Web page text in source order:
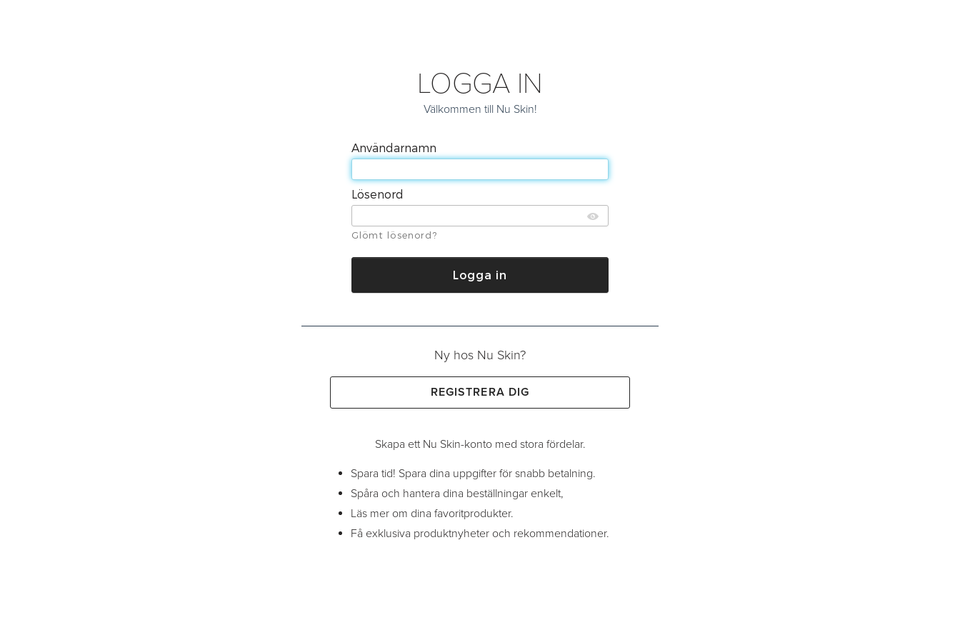
LOGGA IN
Välkommen till Nu Skin!
Användarnamn
Lösenord
Glömt lösenord?
Ny hos Nu Skin?
REGISTRERA DIG
Skapa ett Nu Skin-konto med stora fördelar.
Spara tid! Spara dina uppgifter för snabb betalning.
Spåra och hantera dina beställningar enkelt,
Läs mer om dina favoritprodukter.
Få exklusiva produktnyheter och rekommendationer.